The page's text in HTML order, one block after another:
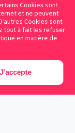
Cookies sont
et ne peuvent
Cookies sont
tout à fait les refuser
en matière de
J'accepte